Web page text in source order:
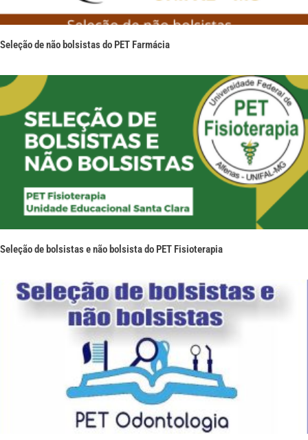
Seleção de não bolsistas do PET Farmácia
Seleção de bolsistas e não bolsista do PET Fisioterapia